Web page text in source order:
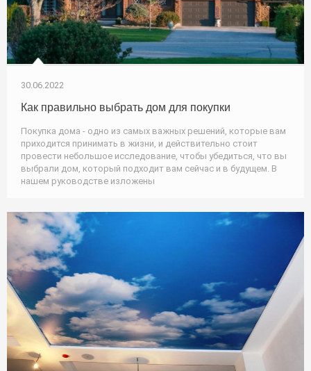
30.06.2022
Как правильно выбрать дом для покупки
Покупка дома - одно из самых важных решений, которые вам
приходится принимать в жизни, и действительно стоит
провести небольшое исследование, чтобы убедиться, что вы
выбрали дом, который подходит вам сейчас и в будущем. В
нашем руководстве изложены